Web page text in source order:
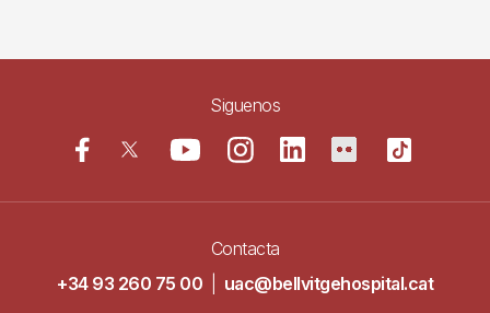
Siguenos
Contacta
+34 93 260 75 00
uac@bellvitgehospital.cat